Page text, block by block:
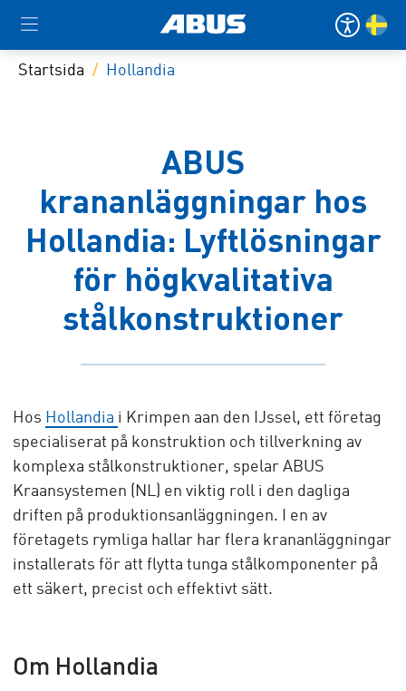
Startsida Hollandia
ABUS
krananläggningar hos
Hollandia: Lyftlösningar
för högkvalitativa
stålkonstruktioner
Hos Hollandia i Krimpen aan den IJssel, ett företag
specialiserat på konstruktion och tillverkning av
komplexa stålkonstruktioner, spelar ABUS
Kraansystemen (NL) en viktig roll i den dagliga
driften på produktionsanläggningen. I en av
företagets rymliga hallar har flera krananläggningar
installerats för att flytta tunga stålkomponenter på
ett säkert, precist och effektivt sätt.
Om Hollandia